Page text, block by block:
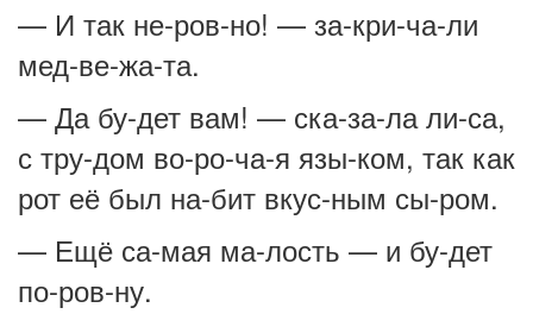
— И так не-ров-но! — за-кри-ча-ли
мед-ве-жа-та.
— Да бу-дет вам! — ска-за-ла ли-са,
с тру-дом во-ро-ча-я язы-ком, так как
рот её был на-бит вкус-ным сы-ром.
— Ещё са-мая ма-лость — и бу-дет
по-ров-ну.